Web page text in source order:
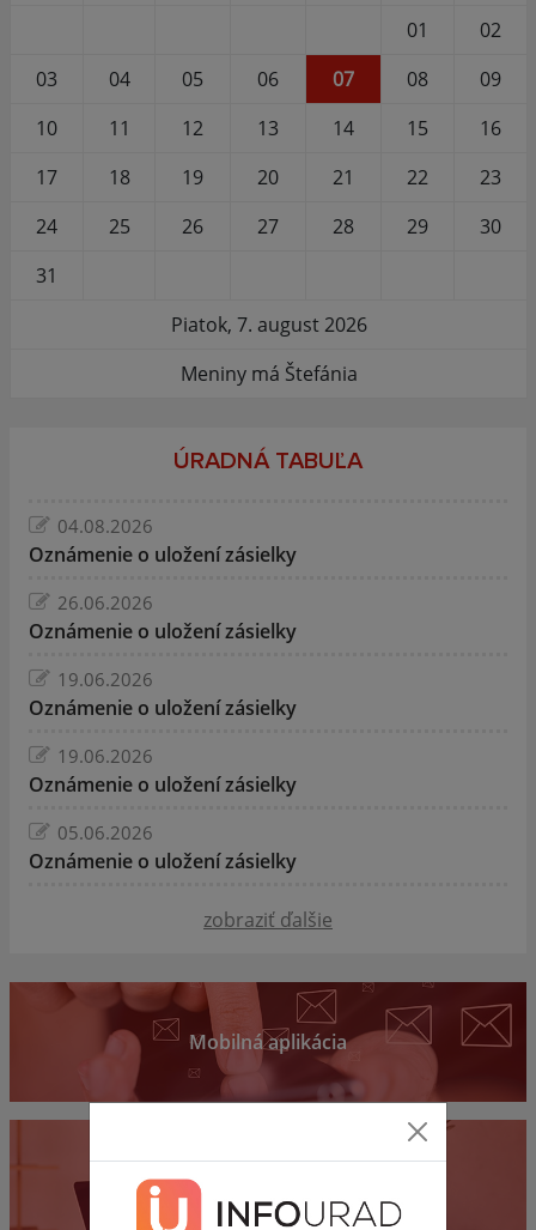
01
02
03
04 05 06 07 08
09
10
11 12 13 14 15
16
17
18 19 20 21 22
23
24
25 26 27 28 29
30
31
Piatok, 7. august 2026
Meniny má Štefánia
ÚRADNÁ TABUĽA
04.08.2026
Oznámenie o uložení zásielky
26.06.2026
Oznámenie o uložení zásielky
19.06.2026
Oznámenie o uložení zásielky
19.06.2026
Oznámenie o uložení zásielky
05.06.2026
Oznámenie o uložení zásielky
zobraziť ďalšie
Mobilná aplikácia